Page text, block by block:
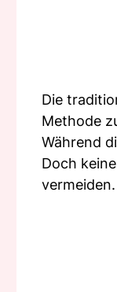
Die
Methode
Während
Doch
vermeiden.